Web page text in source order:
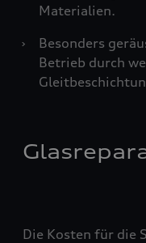
Materialien.
›
Besonders
Betrieb durch
Die Kosten für die